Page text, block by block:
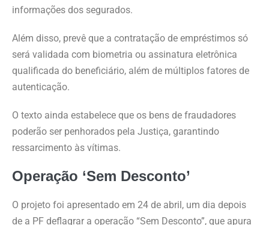
informações dos segurados.
Além disso, prevê que a contratação de empréstimos só
será validada com biometria ou assinatura eletrônica
qualificada do beneficiário, além de múltiplos fatores de
autenticação.
O texto ainda estabelece que os bens de fraudadores
poderão ser penhorados pela Justiça, garantindo
ressarcimento às vítimas.
Operação ‘Sem Desconto’
O projeto foi apresentado em 24 de abril, um dia depois
de a PF deflagrar a operação “Sem Desconto”, que apura